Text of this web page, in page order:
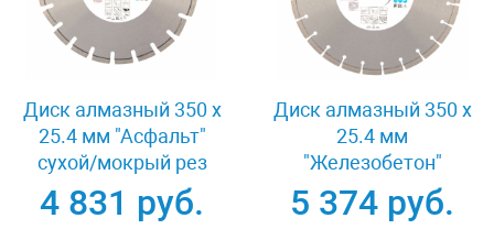
Диск алмазный 350 х
25.4 мм "Асфальт"
сухой/мокрый рез
Pro Matrix 731073
4 831 руб.
Диск алмазный 350 х
25.4 мм
"Железобетон"
сухой/мокрый рез
Pro Matrix 731103
5 374 руб.